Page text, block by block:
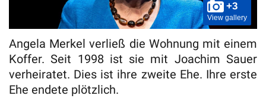
+3
View gallery
Angela Merkel verließ die Wohnung mit einem
Koffer. Seit 1998 ist sie mit Joachim Sauer
verheiratet. Dies ist ihre zweite Ehe. Ihre erste
Ehe endete plötzlich.